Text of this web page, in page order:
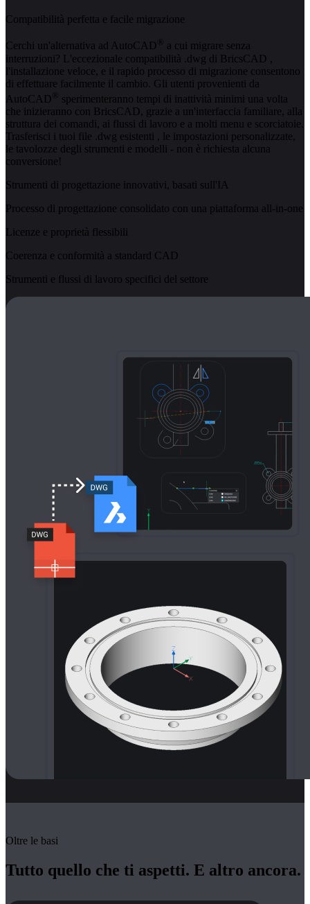
Compatibilità perfetta e facile migrazione
Cerchi un'alternativa ad AutoCAD ® a cui migrare senza
interruzioni? L'eccezionale compatibilità .dwg di BricsCAD ,
l'installazione veloce, e il rapido processo di migrazione consentono
di effettuare facilmente il cambio. Gli utenti provenienti da
AutoCAD ® sperimenteranno tempi di inattività minimi una volta
che inizieranno con BricsCAD, grazie a un'interfaccia familiare, alla
struttura dei comandi, ai flussi di lavoro e a molti menu e scorciatoie.
Trasferisci i tuoi file .dwg esistenti , le impostazioni personalizzate,
le tavolozze degli strumenti e modelli - non è richiesta alcuna
conversione!
Strumenti di progettazione innovativi, basati sull'IA
Processo di progettazione consolidato con una piattaforma all-in-one
Licenze e proprietà flessibili
Coerenza e conformità a standard CAD
Strumenti e flussi di lavoro specifici del settore
Oltre le basi
Tutto quello che ti aspetti. E altro ancora.